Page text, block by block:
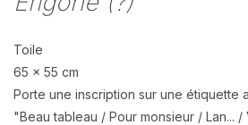
Toile
65 x 55 cm
Porte une inscription sur une étiquette
"Beau tableau / Pour monsieur / Lan...